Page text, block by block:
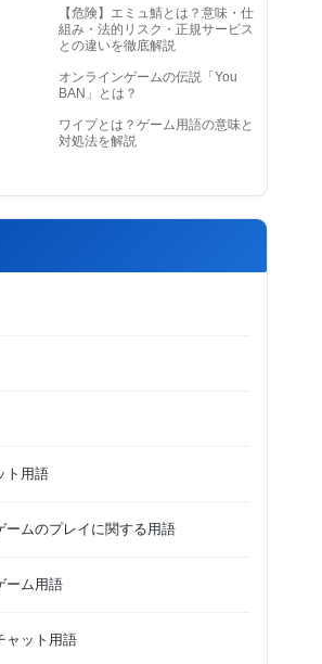
【危険】エミュ鯖とは？意味・仕
組み・法的リスク・正規サービス
との違いを徹底解説
オンラインゲームの伝説「You
BAN」とは？
ワイプとは？ゲーム用語の意味と
対処法を解説
ト用語
ームのプレイに関する用語
ーム用語
ャット用語